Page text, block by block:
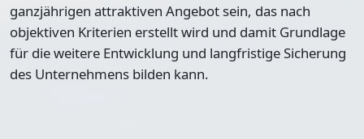
ganzjährigen attraktiven Angebot sein, das nach
objektiven Kriterien erstellt wird und damit Grundlage
für die weitere Entwicklung und langfristige Sicherung
des Unternehmens bilden kann.